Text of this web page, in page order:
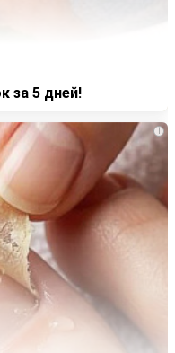
за 5 дней!
i